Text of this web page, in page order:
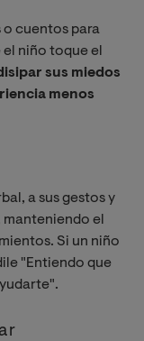
o cuentos para
niño toque el
sus miedos
menos
a sus gestos y
manteniendo el
Si un niño
"Entiendo que